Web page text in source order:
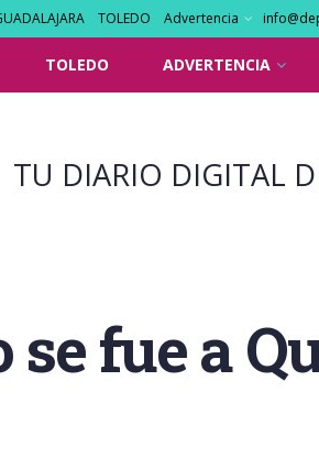
TOLEDO Advertencia
TOLEDO ADVERTENCIA
TU DIARIO DIGITAL
fue a